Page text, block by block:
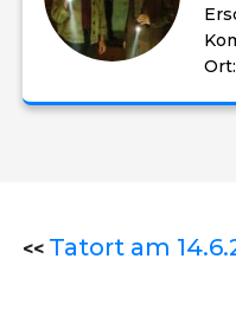
Ort:
<< Tatort am